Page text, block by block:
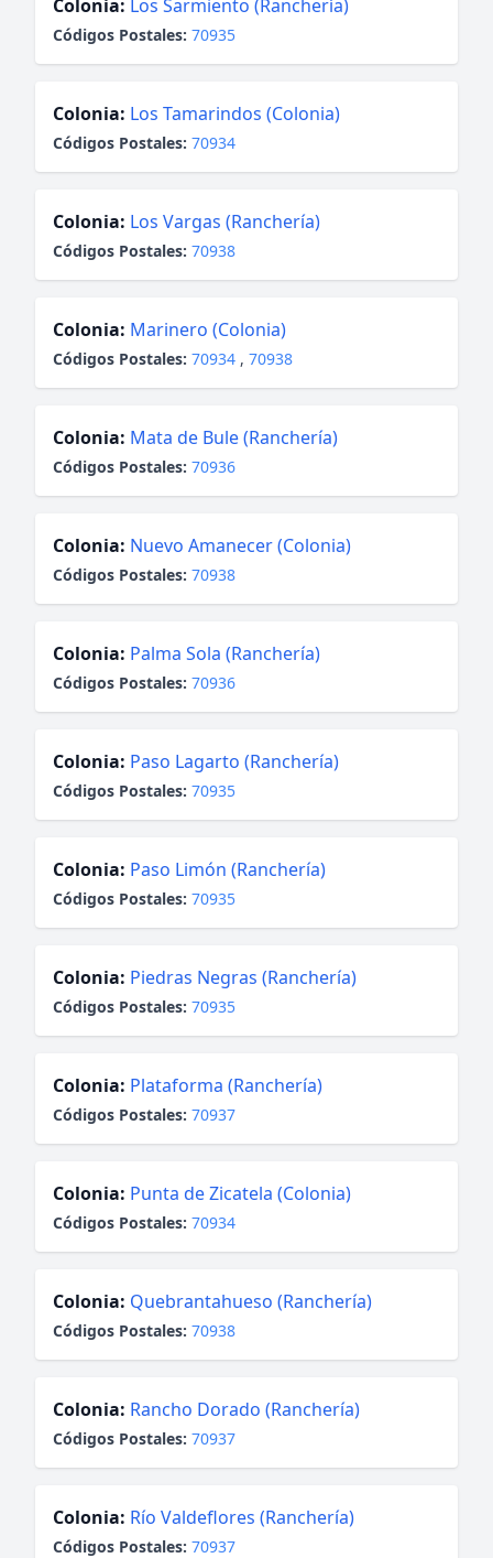
Colonia: Los Sarmiento (Ranchería)
Códigos Postales: 70935
Colonia: Los Tamarindos (Colonia)
Códigos Postales: 70934
Colonia: Los Vargas (Ranchería)
Códigos Postales: 70938
Colonia: Marinero (Colonia)
Códigos Postales: 70934 , 70938
Colonia: Mata de Bule (Ranchería)
Códigos Postales: 70936
Colonia: Nuevo Amanecer (Colonia)
Códigos Postales: 70938
Colonia: Palma Sola (Ranchería)
Códigos Postales: 70936
Colonia: Paso Lagarto (Ranchería)
Códigos Postales: 70935
Colonia: Paso Limón (Ranchería)
Códigos Postales: 70935
Colonia: Piedras Negras (Ranchería)
Códigos Postales: 70935
Colonia: Plataforma (Ranchería)
Códigos Postales: 70937
Colonia: Punta de Zicatela (Colonia)
Códigos Postales: 70934
Colonia: Quebrantahueso (Ranchería)
Códigos Postales: 70938
Colonia: Rancho Dorado (Ranchería)
Códigos Postales: 70937
Colonia: Río Valdeflores (Ranchería)
Códigos Postales: 70937